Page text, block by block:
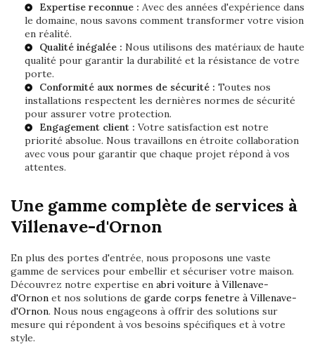
Expertise reconnue : Avec des années d'expérience dans
le domaine, nous savons comment transformer votre vision
en réalité.
Qualité inégalée : Nous utilisons des matériaux de haute
qualité pour garantir la durabilité et la résistance de votre
porte.
Conformité aux normes de sécurité : Toutes nos
installations respectent les dernières normes de sécurité
pour assurer votre protection.
Engagement client : Votre satisfaction est notre
priorité absolue. Nous travaillons en étroite collaboration
avec vous pour garantir que chaque projet répond à vos
attentes.
Une gamme complète de services à
Villenave-d'Ornon
En plus des portes d'entrée, nous proposons une vaste
gamme de services pour embellir et sécuriser votre maison.
Découvrez notre expertise en abri voiture à Villenave-
d'Ornon et nos solutions de garde corps fenetre à Villenave-
d'Ornon. Nous nous engageons à offrir des solutions sur
mesure qui répondent à vos besoins spécifiques et à votre
style.